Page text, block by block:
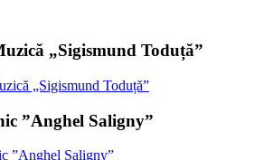
„Sigismund Toduță”
”Anghel Saligny”